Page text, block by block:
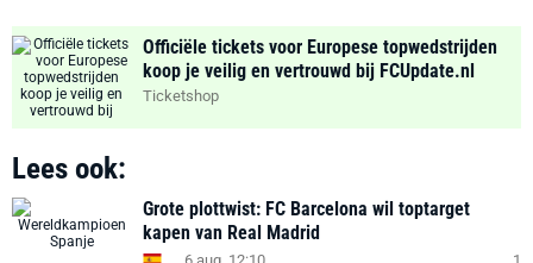
Officiële tickets voor Europese topwedstrijden
koop je veilig en vertrouwd bij FCUpdate.nl
Ticketshop
Lees ook:
Grote plottwist: FC Barcelona wil toptarget
kapen van Real Madrid
6 aug. 12:10 1